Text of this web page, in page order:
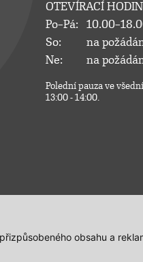
obsahu a
OTEVÍRACÍ
Po–Pá:
So:
na
Ne:
na
Polední pauza ve
13:00 - 14:00.